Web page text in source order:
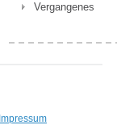
Vergangenes
Impressum